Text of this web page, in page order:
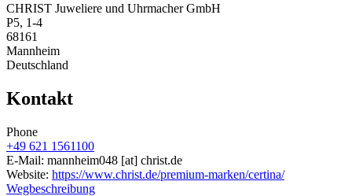
CHRIST Juweliere und Uhrmacher GmbH
P5, 1-4
68161
Mannheim
Deutschland
Kontakt
Phone
+49 621 1561100
E-Mail: mannheim048 [at] christ.de
Website: https://www.christ.de/premium-marken/certina/
Wegbeschreibung